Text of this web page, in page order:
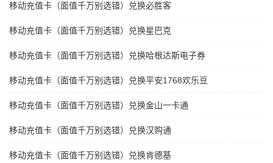
移动充值卡（面值千万别选错）兑换必胜客
移动充值卡（面值千万别选错）兑换星巴克
移动充值卡（面值千万别选错）兑换哈根达斯电子券
移动充值卡（面值千万别选错）兑换平安1768欢乐豆
移动充值卡（面值千万别选错）兑换金山一卡通
移动充值卡（面值千万别选错）兑换汉购通
移动充值卡（面值千万别选错）兑换肯德基